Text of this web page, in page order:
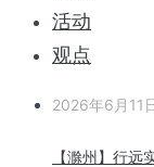
活动
观点
2026年6月11
【滁州】行远